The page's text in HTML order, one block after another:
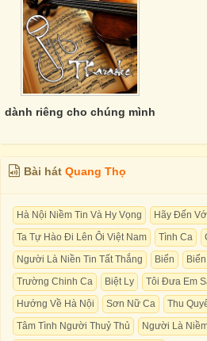
dành riêng cho chúng mình
Bài hát Quang Thọ
Hà Nội Niềm Tin Và Hy Vọng
Hãy Đến
Ta Tự Hào Đi Lên Ôi Việt Nam
Tình Ca
Người Là Niền Tin Tất Thắng
Biển
Trường Chinh Ca
Biệt Ly Tôi Đưa Em
Hướng Về Hà Nội
Sơn Nữ Ca Thu
Tâm Tình Người Thuỷ Thủ
Người Là